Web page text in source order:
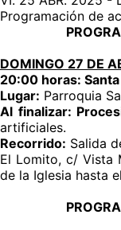
Programación de
DOMINGO 27 DE
20:00 horas:
Lugar: Parroquia
Al finalizar:
artificiales.
Recorrido: Salida
El Lomito, c/ Vista
de la Iglesia hasta